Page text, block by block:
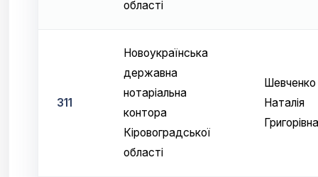
області
311
Новоукраїнська
державна
нотаріальна
контора
Кіровоградської
області
Шевченко
Наталія
Григорівна